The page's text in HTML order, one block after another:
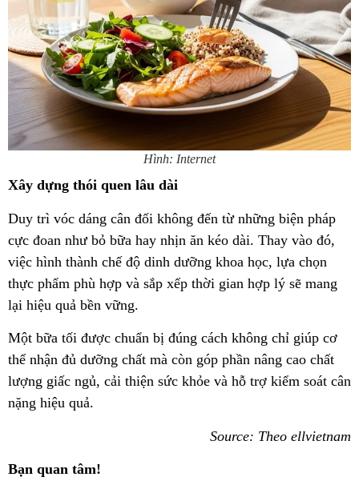
Hình: Internet
Xây dựng thói quen lâu dài
Duy trì vóc dáng cân đối không đến từ những biện pháp
cực đoan như bỏ bữa hay nhịn ăn kéo dài. Thay vào đó,
việc hình thành chế độ dinh dưỡng khoa học, lựa chọn
thực phẩm phù hợp và sắp xếp thời gian hợp lý sẽ mang
lại hiệu quả bền vững.
Một bữa tối được chuẩn bị đúng cách không chỉ giúp cơ
thể nhận đủ dưỡng chất mà còn góp phần nâng cao chất
lượng giấc ngủ, cải thiện sức khỏe và hỗ trợ kiểm soát cân
nặng hiệu quả.
Source: Theo ellvietnam
Bạn quan tâm!